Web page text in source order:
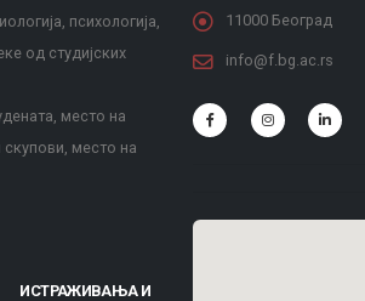
психологија,
од студијских
место на
место на
ИСТРАЖИВАЊА И
11000 Београд
info@f.bg.ac.rs